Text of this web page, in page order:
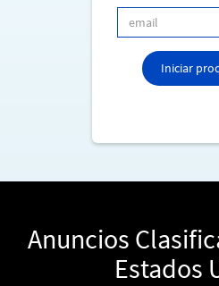
Iniciar
Anuncios
Estados